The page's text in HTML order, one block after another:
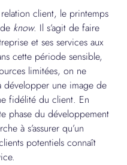
client, le printemps
know. Il s’agit de faire
et ses services aux
cette période sensible,
limitées, on ne
développer une image de
fidélité du client. En
phase du développement
à s’assurer qu’un
potentiels connaît